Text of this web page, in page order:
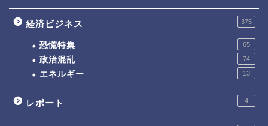
経済ビジネス 375
恐慌特集 65
政治混乱 74
エネルギー 13
レポート 4